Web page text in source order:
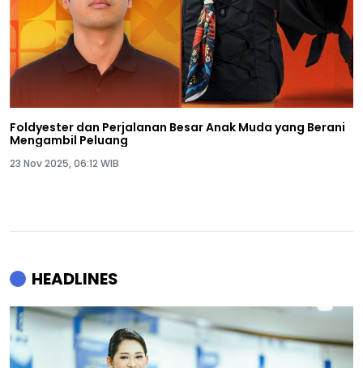
Foldyester dan Perjalanan Besar Anak Muda yang Berani
Mengambil Peluang
23 Nov 2025, 06:12 WIB
HEADLINES